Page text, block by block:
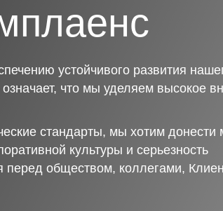
устойчивого развития
что мы уделяем высокое
стандарты, мы хотим донести
культуры и серьезность
перед обществом, коллегами,